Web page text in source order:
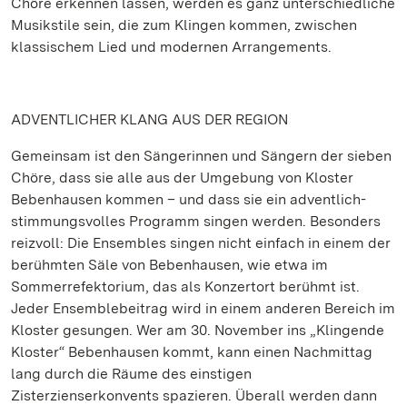
Musikstile sein, die zum Klingen kommen, zwischen
klassischem Lied und modernen Arrangements.
ADVENTLICHER KLANG AUS DER REGION
Gemeinsam ist den Sängerinnen und Sängern der sieben
Chöre, dass sie alle aus der Umgebung von Kloster
Bebenhausen kommen – und dass sie ein adventlich-
stimmungsvolles Programm singen werden. Besonders
reizvoll: Die Ensembles singen nicht einfach in einem der
berühmten Säle von Bebenhausen, wie etwa im
Sommerrefektorium, das als Konzertort berühmt ist.
Jeder Ensemblebeitrag wird in einem anderen Bereich im
Kloster gesungen. Wer am 30. November ins „Klingende
Kloster“ Bebenhausen kommt, kann einen Nachmittag
lang durch die Räume des einstigen
Zisterzienserkonvents spazieren. Überall werden dann